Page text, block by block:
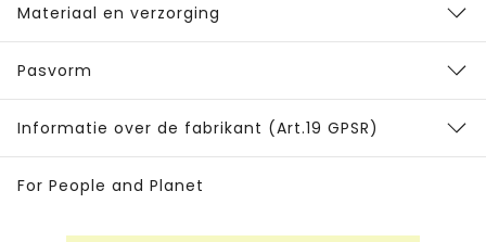
Materiaal en verzorging
Pasvorm
Informatie over de fabrikant (Art.19 GPSR)
For People and Planet